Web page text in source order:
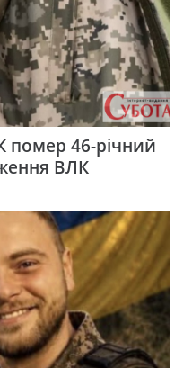
помер 46-річний
ВЛК